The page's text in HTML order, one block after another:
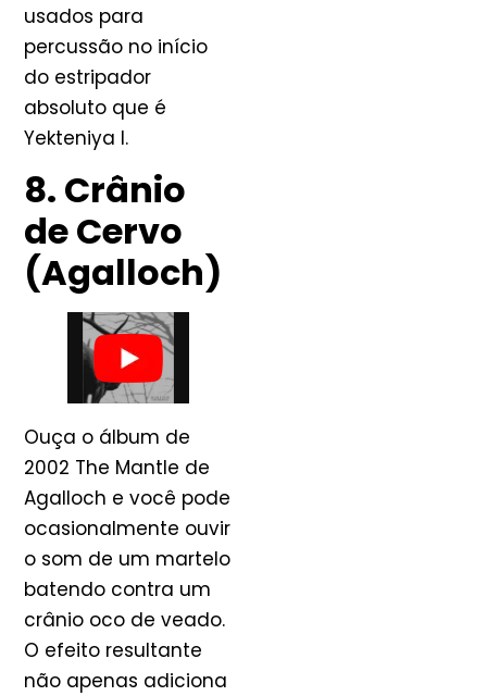
usados ​​para
percussão no início
do estripador
absoluto que é
Yekteniya I.
8. Crânio
de Cervo
(Agalloch)
Ouça o álbum de
2002 The Mantle de
Agalloch e você pode
ocasionalmente ouvir
o som de um martelo
batendo contra um
crânio oco de veado.
O efeito resultante
não apenas adiciona